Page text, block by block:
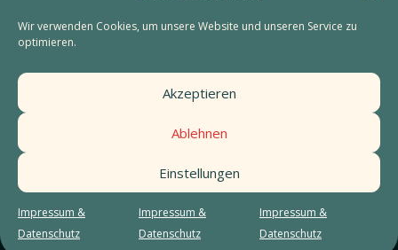
Wir verwenden Cookies, um unsere Website und unseren Service zu
optimieren.
Akzeptieren
Ablehnen
Einstellungen
Impressum &
Datenschutz
Impressum &
Datenschutz
Impressum &
Datenschutz
ausgestellt werden.
Cookies